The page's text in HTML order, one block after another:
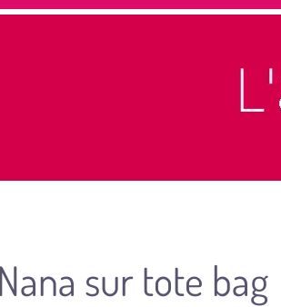
sur tote bag